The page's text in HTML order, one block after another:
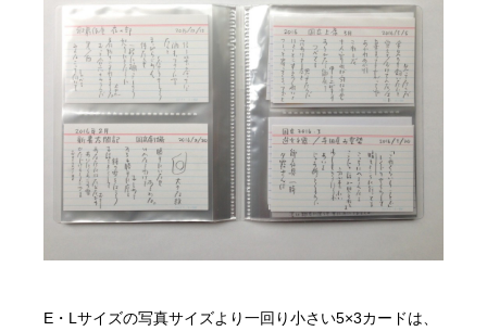
E・Lサイズの写真サイズより一回り小さい5×3カードは、